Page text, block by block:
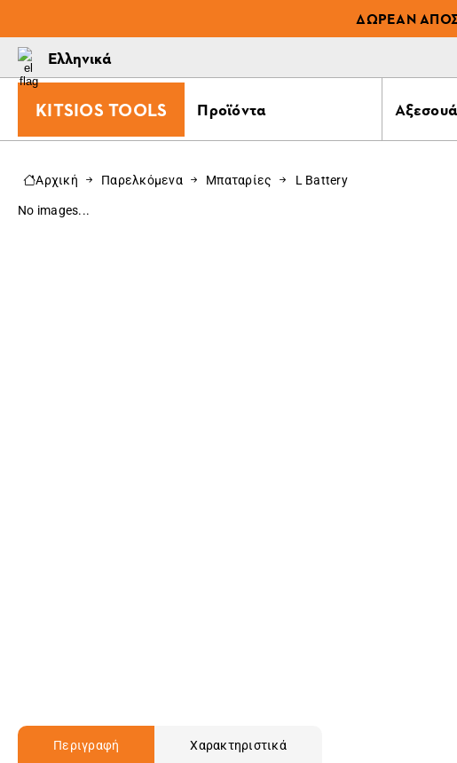
ΔΩΡΕΆΝ
Ελληνικά
KITSIOS TOOLS Προϊόντα
Αρχική Παρελκόμενα Μπαταρίες L Battery
No images...
Περιγραφή Χαρακτηριστικά